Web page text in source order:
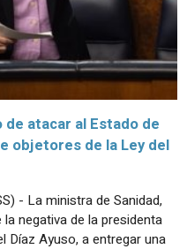
de atacar al Estado de
objetores de la Ley del
- La ministra de Sanidad,
negativa de la presidenta
Díaz Ayuso, a entregar una